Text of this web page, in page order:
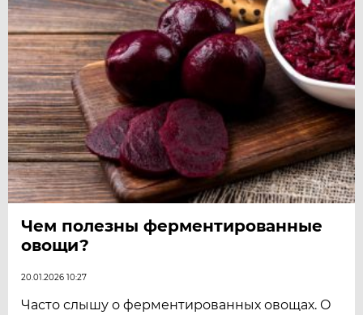
Чем полезны ферментированные
овощи?
20.01.2026 10:27
Часто слышу о ферментированных овощах. О